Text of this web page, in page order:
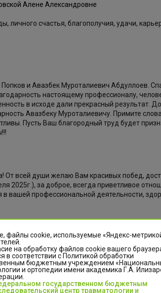
Алене Александровне
счастья, благополучия, удачи,
и Авазбек Муроталиевич Абдуллоев.
настоящему профессионалу,
в исходе дали прекрасный результат.
Авазбеку Муроталиевичу. Примите
Пусть Ваш благородный труд будет
всей души желаю Вам красивых побед,
2025г.), за доброе, всегда приветливое
вашей профессиональной деятельности,
.Желаю крепкого здоровья мира и
файлы cookie, используемые «Яндекс-
на обработку файлов cookie вашего
соответствии с Политикой обработки
бюджетным учреждением
и ортопедии имени академика Г.А.
государственном бюджетным
центр травматологии и